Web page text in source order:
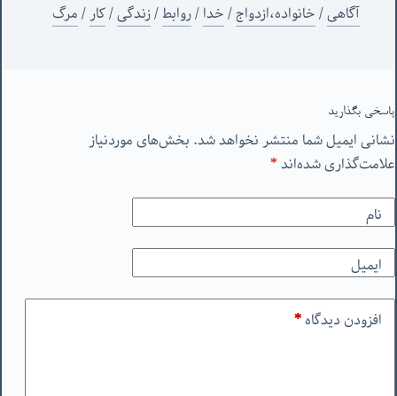
آگاهی/خانواده،ازدواج/خدا/روابط/زندگی/کار/مرگ
پاسخی بگذارید
نشانی ایمیل شما منتشر نخواهد شد. بخش‌های موردنیاز
علامت‌گذاری شده‌اند*
نام
ایمیل
افزودن دیدگاه*